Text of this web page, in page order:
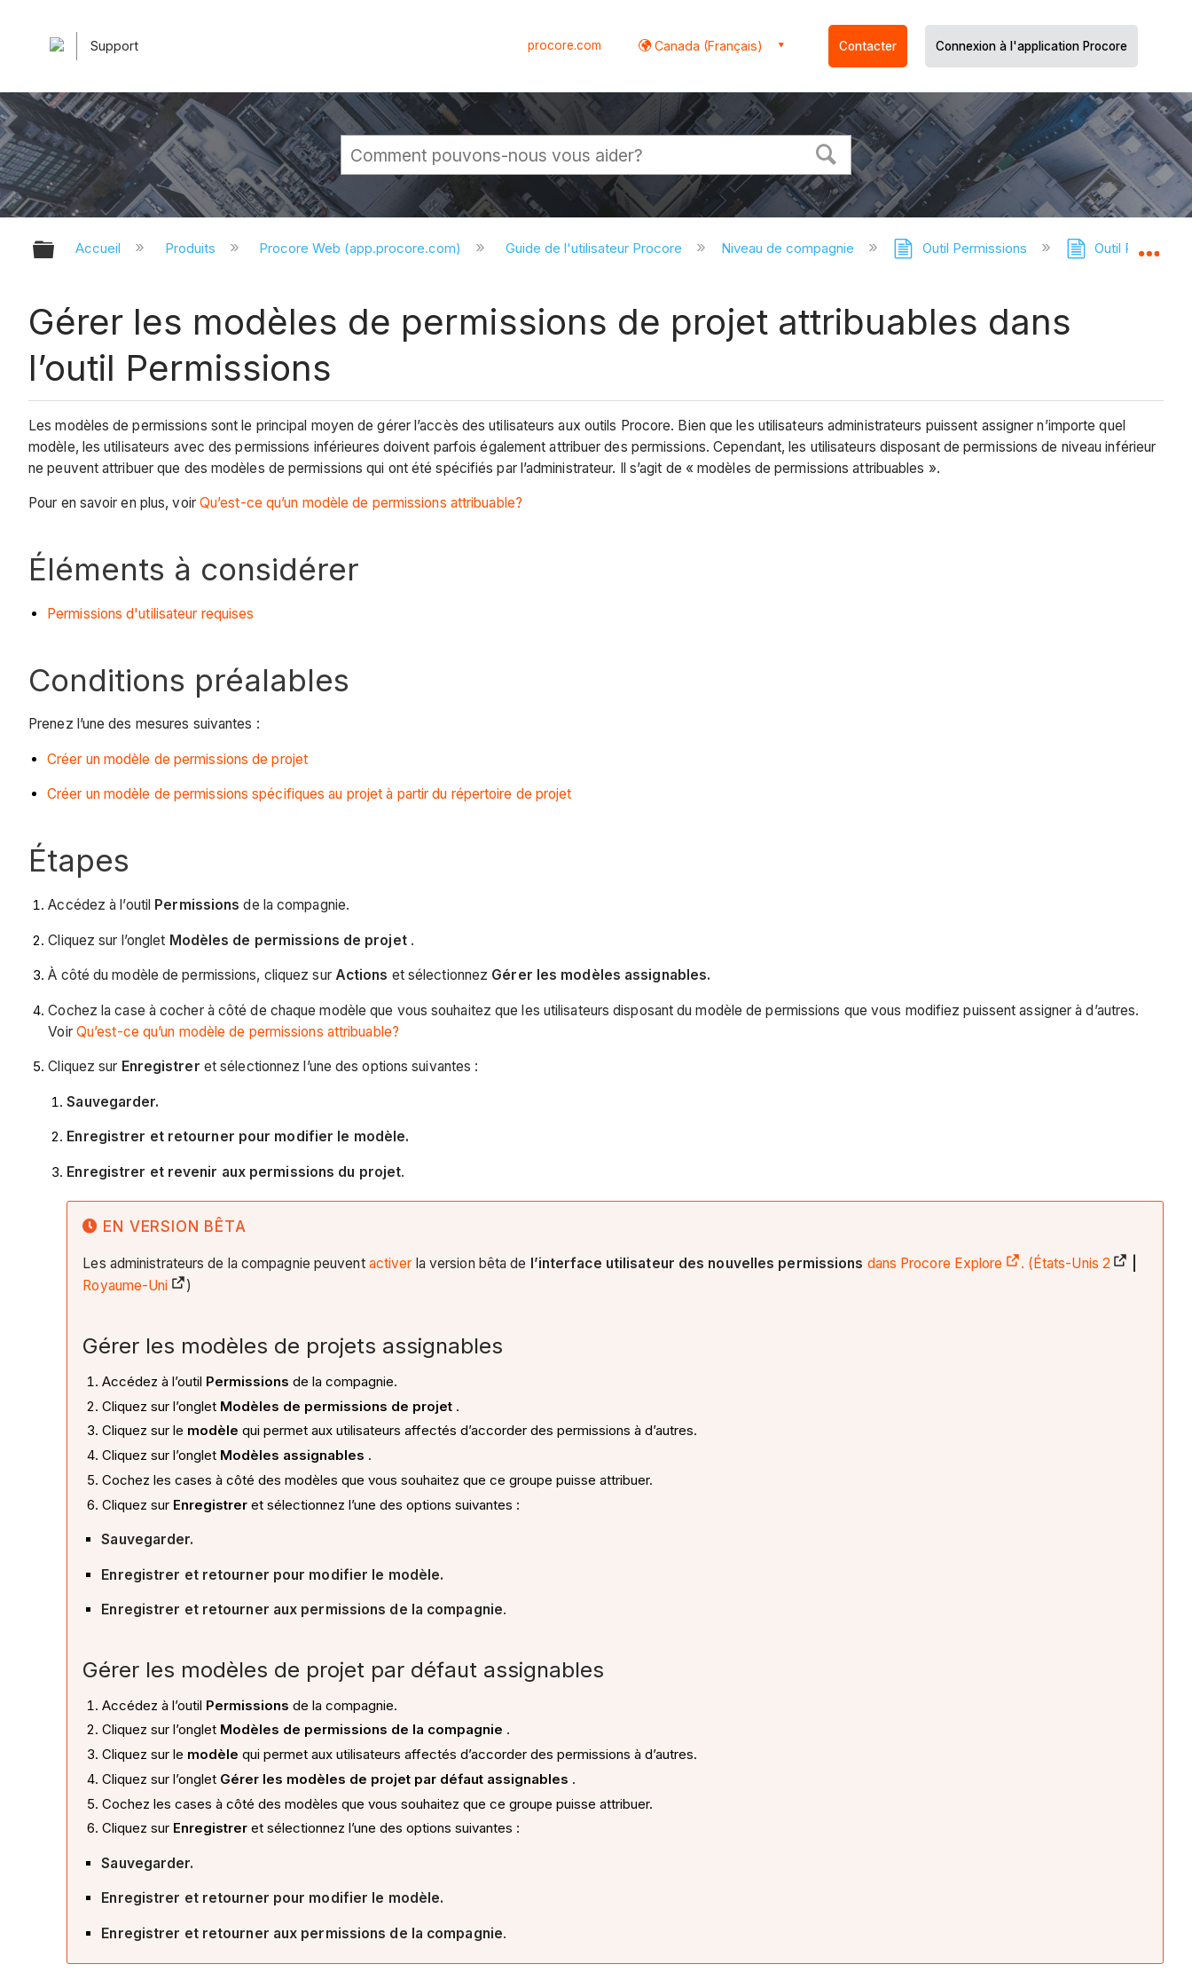
Support procore.com Canada (Français) Contacter Connexion à l'application Procore
Développer/réduire la hiérarchie globale
Accueil Produits Procore Web (app.procore.com) Guide de l'utilisateur Procore Niveau de compagnie Outil Permissions Outil
Gérer les modèles de permissions de projet attribuables dans
l’outil Permissions
Les modèles de permissions sont le principal moyen de gérer l’accès des utilisateurs aux outils Procore. Bien que les utilisateurs administrateurs puissent assigner n’importe quel
modèle, les utilisateurs avec des permissions inférieures doivent parfois également attribuer des permissions. Cependant, les utilisateurs disposant de permissions de niveau inférieur
ne peuvent attribuer que des modèles de permissions qui ont été spécifiés par l’administrateur. Il s’agit de « modèles de permissions attribuables ».
Pour en savoir en plus, voir Qu’est-ce qu’un modèle de permissions attribuable?
Éléments à considérer
Permissions d'utilisateur requises
Conditions préalables
Prenez l’une des mesures suivantes :
Créer un modèle de permissions de projet
Créer un modèle de permissions spécifiques au projet à partir du répertoire de projet
Étapes
Accédez à l’outil Permissions de la compagnie.
Cliquez sur l’onglet Modèles de permissions de projet.
À côté du modèle de permissions, cliquez sur Actions et sélectionnez Gérer les modèles assignables.
Cochez la case à cocher à côté de chaque modèle que vous souhaitez que les utilisateurs disposant du modèle de permissions que vous modifiez puissent assigner à d’autres.
Voir Qu’est-ce qu’un modèle de permissions attribuable?
Cliquez sur Enregistrer et sélectionnez l’une des options suivantes :
Sauvegarder.
Enregistrer et retourner pour modifier le modèle.
Enregistrer et revenir aux permissions du projet.
EN VERSION BÊTA
Les administrateurs de la compagnie peuventactiver la version bêta de l’interface utilisateur des nouvelles permissions dans Procore Explore . ( États-Unis 2
Royaume-Uni
)
Gérer les modèles de projets assignables
Accédez à l’outil Permissions de la compagnie.
Cliquez sur l’onglet Modèles de permissions de projet .
Cliquez sur le modèle qui permet aux utilisateurs affectés d’accorder des permissions à d’autres.
Cliquez sur l’onglet Modèles assignables .
Cochez les cases à côté des modèles que vous souhaitez que ce groupe puisse attribuer.
Cliquez sur Enregistrer et sélectionnez l’une des options suivantes :
Sauvegarder.
Enregistrer et retourner pour modifier le modèle.
Enregistrer et retourner aux permissions de la compagnie.
Gérer les modèles de projet par défaut assignables
Accédez à l’outil Permissions de la compagnie.
Cliquez sur l’onglet Modèles de permissions de la compagnie .
Cliquez sur le modèle qui permet aux utilisateurs affectés d’accorder des permissions à d’autres.
Cliquez sur l’onglet Gérer les modèles de projet par défaut assignables .
Cochez les cases à côté des modèles que vous souhaitez que ce groupe puisse attribuer.
Cliquez sur Enregistrer et sélectionnez l’une des options suivantes :
Sauvegarder.
Enregistrer et retourner pour modifier le modèle.
Enregistrer et retourner aux permissions de la compagnie.